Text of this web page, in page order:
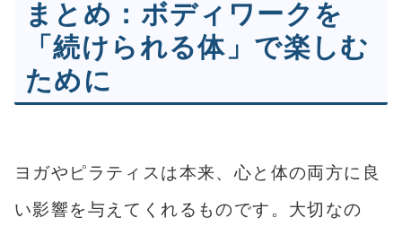
まとめ：ボディワークを
「続けられる体」で楽しむ
ために
ヨガやピラティスは本来、心と体の両方に良
い影響を与えてくれるものです。大切なの